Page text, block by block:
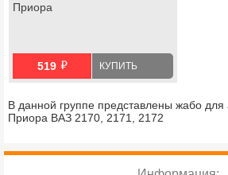
Приора
519 й КУПИТЬ
В данной группе представлены жабо
Приора ВАЗ 2170, 2171, 2172